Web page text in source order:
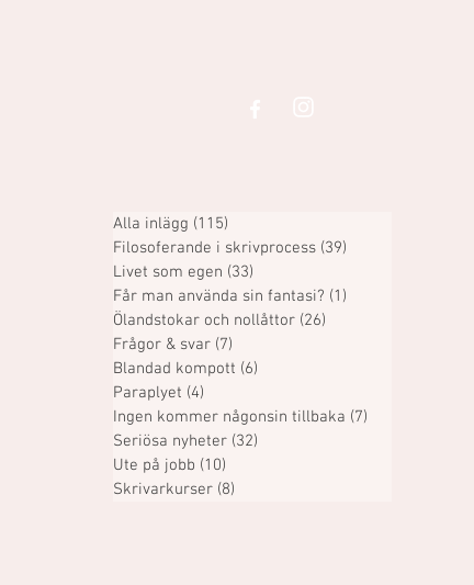
Alla inlägg (115)
Filosoferande i skrivprocess (39)
Livet som egen (33)
Får man använda sin fantasi? (1)
Ölandstokar och nollåttor (26)
Frågor & svar (7)
Blandad kompott (6)
Paraplyet (4)
Ingen kommer någonsin tillbaka (7)
Seriösa nyheter (32)
Ute på jobb (10)
Skrivarkurser (8)